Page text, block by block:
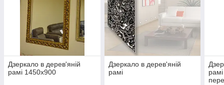
Дзеркало в дерев'яній
рамі 1450х900
Дзеркало в дерев'яній
рамі